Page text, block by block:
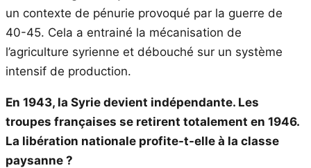
un contexte de pénurie provoqué par la guerre de
40-45. Cela a entrainé la mécanisation de
l’agriculture syrienne et débouché sur un système
intensif de production.
En 1943, la Syrie devient indépendante. Les
troupes françaises se retirent totalement en 1946.
La libération nationale profite-t-elle à la classe
paysanne ?